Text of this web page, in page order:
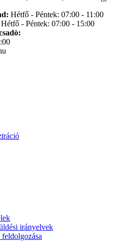
Hétfő - Péntek: 07:00 - 11:00
Hétfő - Péntek: 07:00 - 15:00
irányelvek